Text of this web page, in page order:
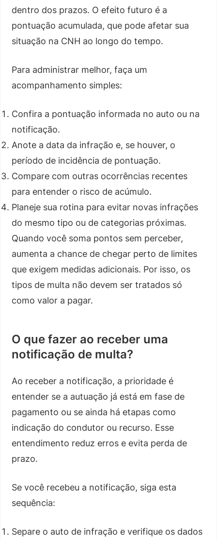
dentro dos prazos. O efeito futuro é a
pontuação acumulada, que pode afetar sua
situação na CNH ao longo do tempo.
Para administrar melhor, faça um
acompanhamento simples:
Confira a pontuação informada no auto ou na
notificação.
Anote a data da infração e, se houver, o
período de incidência de pontuação.
Compare com outras ocorrências recentes
para entender o risco de acúmulo.
Planeje sua rotina para evitar novas infrações
do mesmo tipo ou de categorias próximas.
Quando você soma pontos sem perceber,
aumenta a chance de chegar perto de limites
que exigem medidas adicionais. Por isso, os
tipos de multa não devem ser tratados só
como valor a pagar.
O que fazer ao receber uma
notificação de multa?
Ao receber a notificação, a prioridade é
entender se a autuação já está em fase de
pagamento ou se ainda há etapas como
indicação do condutor ou recurso. Esse
entendimento reduz erros e evita perda de
prazo.
Se você recebeu a notificação, siga esta
sequência:
Separe o auto de infração e verifique os dados